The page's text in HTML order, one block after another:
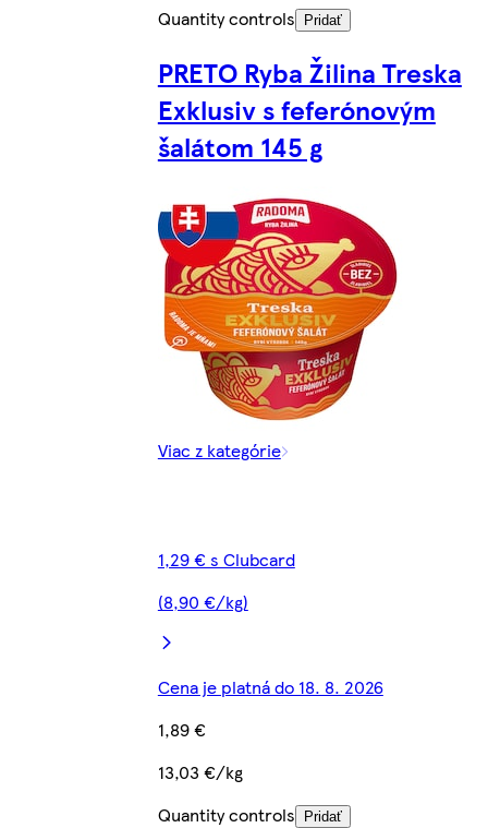
Quantity controls
Pridať
PRETO Ryba Žilina Treska
Exklusiv s feferónovým
šalátom 145 g
Viac z kategórie
1,29 € s Clubcard
(8,90 €/kg)
Cena je platná do 18. 8. 2026
1,89 €
13,03 €/kg
Quantity controls
Pridať